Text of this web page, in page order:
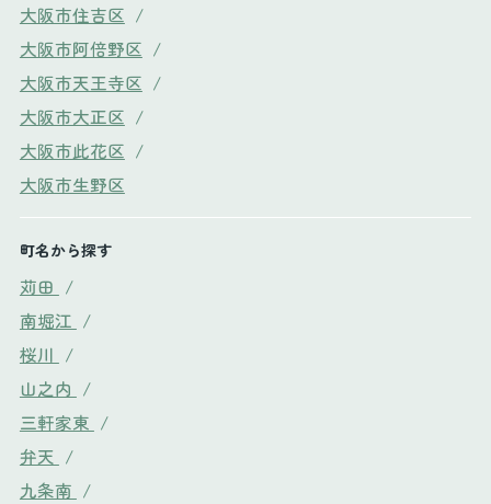
大阪市住吉区 /
大阪市阿倍野区 /
大阪市天王寺区 /
大阪市大正区 /
大阪市此花区 /
大阪市生野区
町名から探す
苅田 /
南堀江 /
桜川 /
山之内 /
三軒家東 /
弁天 /
九条南 /